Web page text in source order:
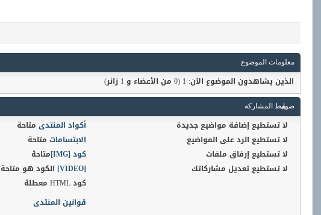
معلومات الموضوع
الذين يشاهدون الموضوع الآن: 1 (0 من الأعضاء و 1 زائر)
ضوابط المشاركة
لا تستطيعإضافة مواضيع جديدة
لا تستطيعالرد على المواضيع
لا تستطيعإرفاق ملفات
لا تستطيعتعديل مشاركاتك
أكواد المنتدى متاحة
الابتسامات متاحة
كود [IMG]
متاحة
[VIDEO]
الكود هو متاحة
كود HTML
معطلة
قوانين المنتدى